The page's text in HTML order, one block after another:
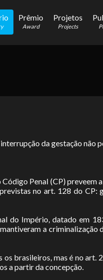
Prêmio
Award
Projetos
Projects
da gestação não
Penal (CP) preveem
no art. 128 do CP:
do Império, datado em
a criminalização
brasileiros, mas é no art.
a partir da concepção.